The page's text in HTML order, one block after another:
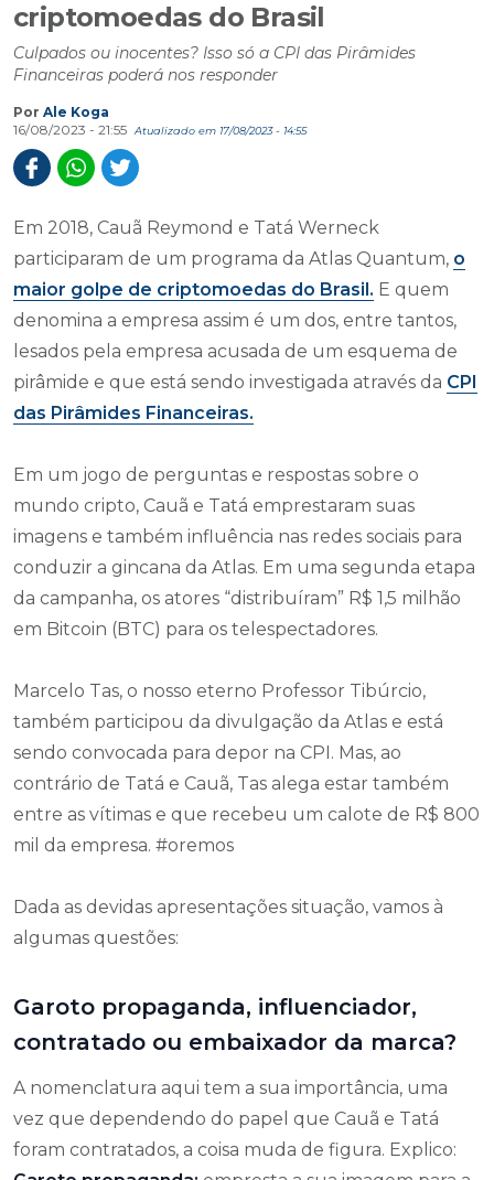
criptomoedas do Brasil
Culpados ou inocentes? Isso só a CPI das Pirâmides
Financeiras poderá nos responder
Por Ale Koga
16/08/2023 - 21:55
Atualizado em 17/08/2023 - 14:55
Em 2018, Cauã Reymond e Tatá Werneck
participaram de um programa da Atlas Quantum, o
maior golpe de criptomoedas do Brasil. E quem
denomina a empresa assim é um dos, entre tantos,
lesados pela empresa acusada de um esquema de
pirâmide e que está sendo investigada através da CPI
das Pirâmides Financeiras.
Em um jogo de perguntas e respostas sobre o
mundo cripto, Cauã e Tatá emprestaram suas
imagens e também influência nas redes sociais para
conduzir a gincana da Atlas. Em uma segunda etapa
da campanha, os atores “distribuíram” R$ 1,5 milhão
em Bitcoin (BTC) para os telespectadores.
Marcelo Tas, o nosso eterno Professor Tibúrcio,
também participou da divulgação da Atlas e está
sendo convocada para depor na CPI. Mas, ao
contrário de Tatá e Cauã, Tas alega estar também
entre as vítimas e que recebeu um calote de R$ 800
mil da empresa. #oremos
Dada as devidas apresentações situação, vamos à
algumas questões:
Garoto propaganda, influenciador,
contratado ou embaixador da marca?
A nomenclatura aqui tem a sua importância, uma
vez que dependendo do papel que Cauã e Tatá
foram contratados, a coisa muda de figura. Explico: